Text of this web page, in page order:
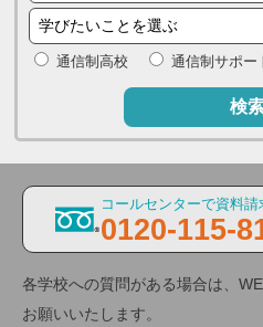
通信制高校 通信制サポー
検
コールセンターで資料請
0120-115-
各学校への質問がある場合は、
お願いいたします。